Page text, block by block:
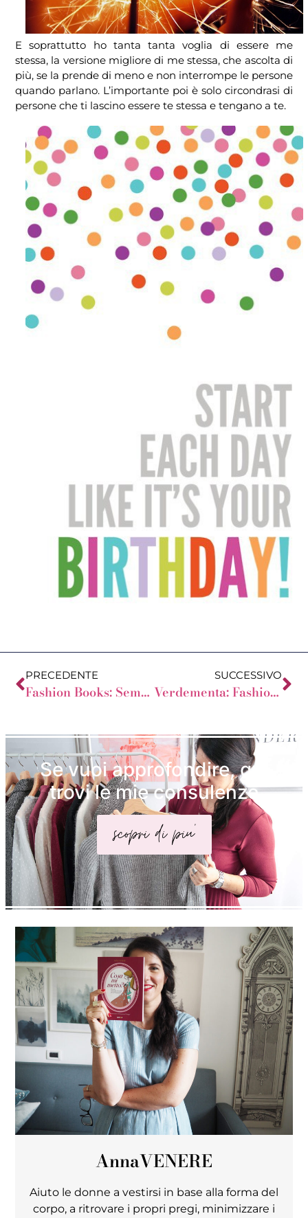
E soprattutto ho tanta tanta voglia di essere me
stessa, la versione migliore di me stessa, che ascolta di
più, se la prende di meno e non interrompe le persone
quando parlano. L’importante poi è solo circondrasi di
persone che ti lascino essere te stessa e tengano a te.
PRECEDENTE
Fashion Books: Semplicemente chic
SUCCESSIVO
Verdementa: Fashion Blogger con forma a Mela
Se vuoi approfondire, qui
trovi le mie consulenze
scopri di piu'
AnnaVENERE
Aiuto le donne a vestirsi in base alla forma del
corpo, a ritrovare i propri pregi, minimizzare i